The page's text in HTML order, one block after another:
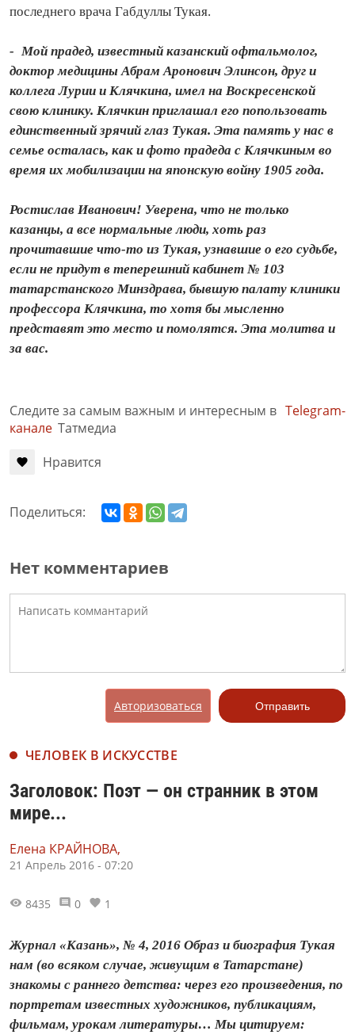
последнего врача Габдуллы Тукая.
- Мой прадед, известный казанский офтальмолог,
доктор медицины Абрам Аронович Элинсон, друг и
коллега Лурии и Клячкина, имел на Воскресенской
свою клинику. Клячкин приглашал его попользовать
единственный зрячий глаз Тукая. Эта память у нас в
семье осталась, как и фото прадеда с Клячкиным во
время их мобилизации на японскую войну 1905 года.
Ростислав Иванович! Уверена, что не только
казанцы, а все нормальные люди, хоть раз
прочитавшие что‑то из Тукая, узнавшие о его судьбе,
если не придут в теперешний кабинет № 103
татарстанского Минздрава, бывшую палату клиники
профессора Клячкина, то хотя бы мысленно
представят это место и помолятся. Эта молитва и
за вас.
Следите за самым важным и интересным в Telegram-
канале Татмедиа
Нравится
Поделиться:
Нет комментариев
Авторизоваться Отправить
ЧЕЛОВЕК В ИСКУССТВЕ
Заголовок: Поэт — он странник в этом
мире...
Елена КРАЙНОВА,
21 Апрель 2016 - 07:20
8435 0 1
Журнал «Казань», № 4, 2016 Образ и биография Тукая
нам (во всяком случае, живущим в Татарстане)
знакомы с раннего детства: через его произведения, по
портретам известных художников, публикациям,
фильмам, урокам литературы… Мы цитируем: